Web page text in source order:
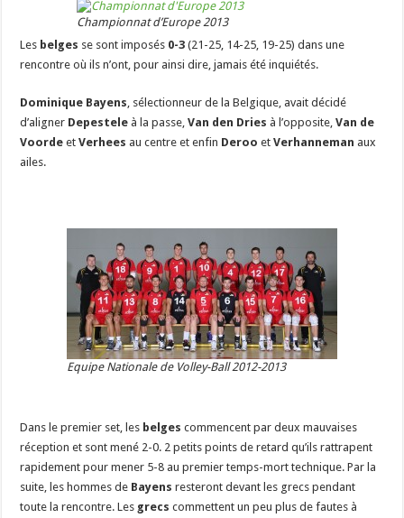
Championnat d’Europe 2013
Les belges se sont imposés 0-3 (21-25, 14-25, 19-25) dans une
rencontre où ils n’ont, pour ainsi dire, jamais été inquiétés.
Dominique Bayens , sélectionneur de la Belgique, avait décidé
d’aligner Depestele à la passe,Van den Dries à l’opposite,Van de
Voorde etVerhees au centre et enfin Deroo etVerhanneman aux
ailes.
Equipe Nationale de Volley-Ball 2012-2013
Dans le premier set, les belges commencent par deux mauvaises
réception et sont mené 2-0. 2 petits points de retard qu’ils rattrapent
rapidement pour mener 5-8 au premier temps-mort technique. Par la
suite, les hommes de Bayens resteront devant les grecs pendant
toute la rencontre. Les grecs commettent un peu plus de fautes à